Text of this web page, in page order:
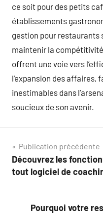
ce soit pour des petits
établissements
gestion pour restaurants
maintenir la
offrent une voie vers
l’expansion des affaires,
inestimables dans
soucieux de son avenir.
Navigation
de
Publication précédente
Découvrez les
tout logiciel de
Pourquoi votre